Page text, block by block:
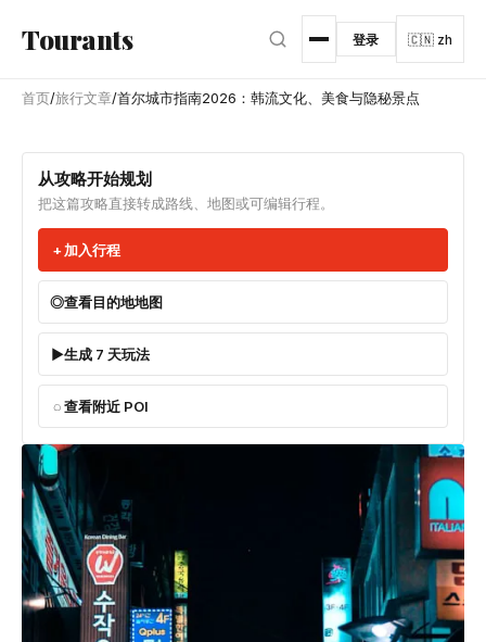
Tourants 登录 🇨🇳 zh
首页/旅行文章/首尔城市指南2026：韩流文化、美食与隐秘景点
从攻略开始规划
把这篇攻略直接转成路线、地图或可编辑行程。
加入行程
查看目的地地图
生成 7 天玩法
查看附近 POI